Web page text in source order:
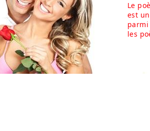
Le
est
les